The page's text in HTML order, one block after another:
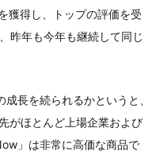
獲得し、トップの評価を受
昨年も今年も継続して同じ
長を続られるかというと、
がほとんど上場企業および
」は非常に高価な商品で